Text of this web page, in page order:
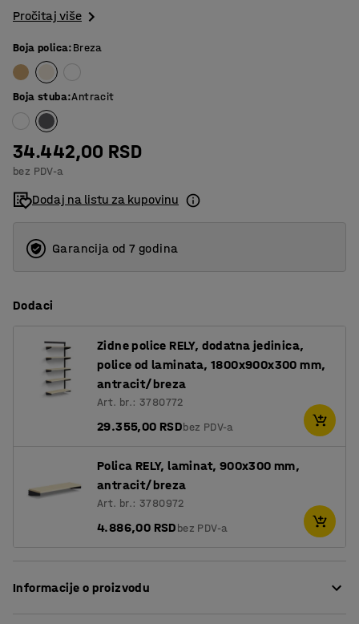
Pročitaj više
Boja polica:Breza
Boja stuba:Antracit
34.442,00 RSD
bez PDV-a
Dodaj na listu za kupovinu
Garancija od 7 godina
Dodaci
Zidne police RELY, dodatna jedinica,
police od laminata, 1800x900x300 mm,
antracit/breza
Art. br.: 3780772
29.355,00 RSDbez PDV-a
Polica RELY, laminat, 900x300 mm,
antracit/breza
Art. br.: 3780972
4.886,00 RSDbez PDV-a
Informacije o proizvodu